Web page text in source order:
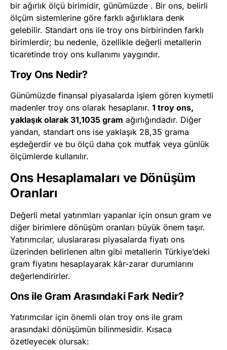
bir ağırlık ölçü birimidir, günümüzde . Bir ons, belirli
ölçüm sistemlerine göre farklı ağırlıklara denk
gelebilir. Standart ons ile troy ons birbirinden farklı
birimlerdir; bu nedenle, özellikle değerli metallerin
ticaretinde troy ons kullanımı yaygındır.
Troy Ons Nedir?
Günümüzde finansal piyasalarda işlem gören kıymetli
madenler troy ons olarak hesaplanır. 1 troy ons,
yaklaşık olarak 31,1035 gram ağırlığındadır. Diğer
yandan, standart ons ise yaklaşık 28,35 grama
eşdeğerdir ve bu ölçü daha çok mutfak veya günlük
ölçümlerde kullanılır.
Ons Hesaplamaları ve Dönüşüm
Oranları
Değerli metal yatırımları yapanlar için onsun gram ve
diğer birimlere dönüşüm oranları büyük önem taşır.
Yatırımcılar, uluslararası piyasalarda fiyatı ons
üzerinden belirlenen altın gibi metallerin Türkiye’deki
gram fiyatını hesaplayarak kâr-zarar durumlarını
değerlendirirler.
Ons ile Gram Arasındaki Fark Nedir?
Yatırımcılar için önemli olan troy ons ile gram
arasındaki dönüşümün bilinmesidir. Kısaca
özetleyecek olursak: